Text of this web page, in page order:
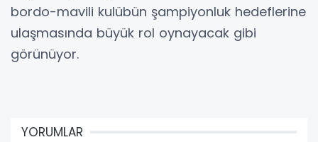
bordo-mavili kulübün şampiyonluk hedeflerine
ulaşmasında büyük rol oynayacak gibi
görünüyor.
YORUMLAR